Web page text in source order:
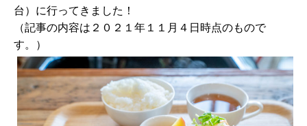
e
b
o
o
k
n
a
e
a
d
s
台）に行ってきました！
（記事の内容は２０２１年１１月４日時点のもので
す。）